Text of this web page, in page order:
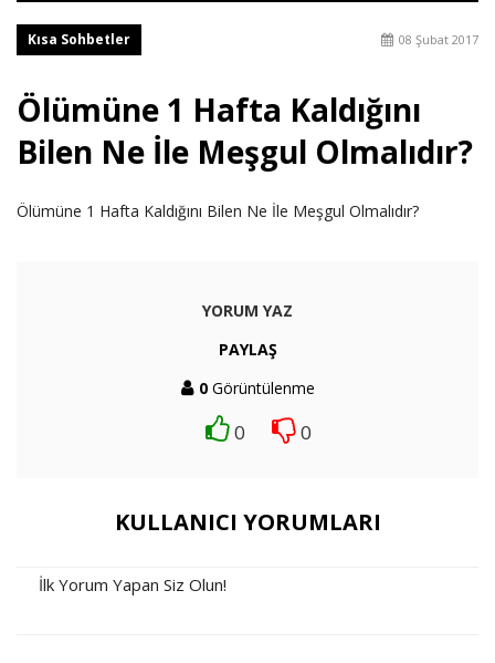
Kısa Sohbetler 08 Şubat 2017
Ölümüne 1 Hafta Kaldığını
Bilen Ne İle Meşgul Olmalıdır?
Ölümüne 1 Hafta Kaldığını Bilen Ne İle Meşgul Olmalıdır?
YORUM YAZ
PAYLAŞ
0Görüntülenme
0 0
KULLANICI YORUMLARI
İlk Yorum Yapan Siz Olun!